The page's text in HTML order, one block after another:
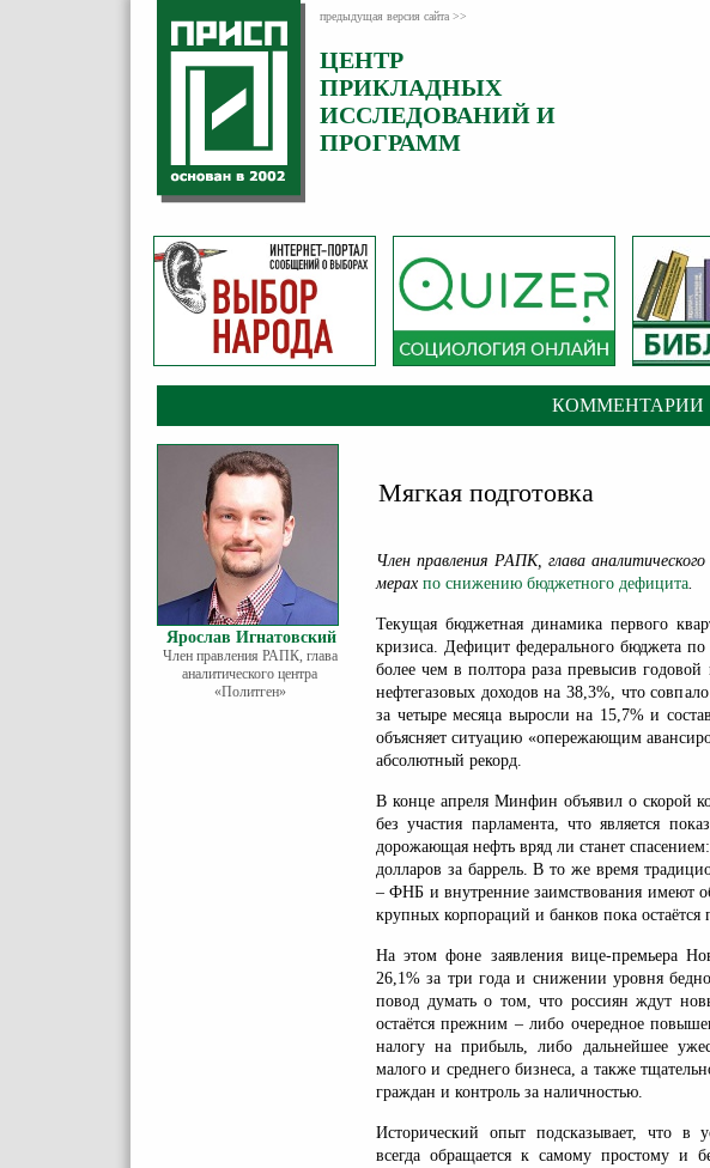
предыдущая версия сайта >>
ЦЕНТР
ПРИКЛАДНЫХ
ИССЛЕДОВАНИЙ И
ПРОГРАММ
КОММЕНТАРИИ
Ярослав Игнатовский
Член правления РАПК, глава
аналитического центра
«Политген»
Мягкая подготовка
Член правления РАПК, глава
мерах по снижению бюджетного дефицита.
Текущая бюджетная динамика первого
кризиса. Дефицит федерального бюджета по
более чем в полтора раза превысив
нефтегазовых доходов на 38,3%, что
за четыре месяца выросли на 15,7% и
объясняет ситуацию «опережающим
абсолютный рекорд.
В конце апреля Минфин объявил о скорой
без участия парламента, что является
дорожающая нефть вряд ли станет
долларов за баррель. В то же время
– ФНБ и внутренние заимствования имеют
крупных корпораций и банков пока
На этом фоне заявления вице-премьера
26,1% за три года и снижении уровня
повод думать о том, что россиян ждут
остаётся прежним – либо очередное
налогу на прибыль, либо дальнейшее
малого и среднего бизнеса, а также
граждан и контроль за наличностью.
Исторический опыт подсказывает, что в
всегда обращается к самому простому и